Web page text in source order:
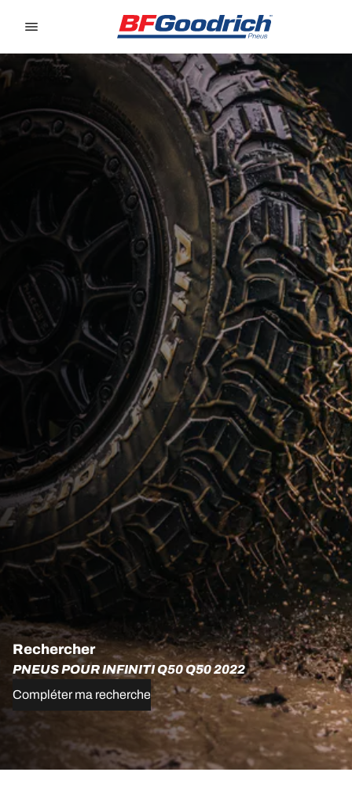
Rechercher
PNEUS POUR INFINITI Q50 Q50 2022
Compléter ma recherche